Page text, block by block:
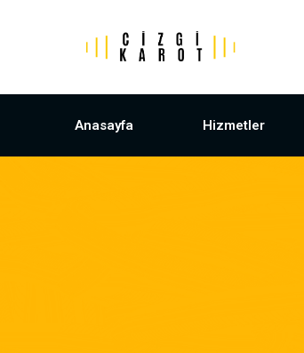
Anasayfa Hizmetler